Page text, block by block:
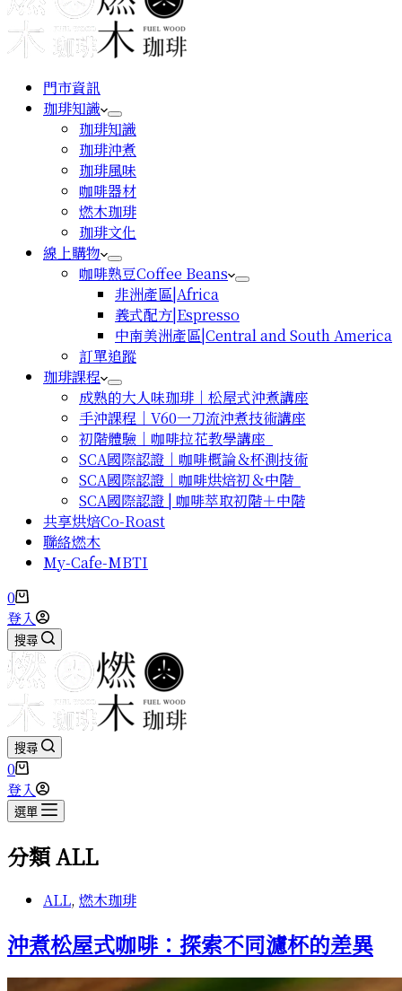
門市資訊
珈琲知識
珈琲知識
珈琲沖煮
珈琲風味
咖啡器材
燃木珈琲
珈琲文化
線上購物
咖啡熟豆Coffee Beans
非洲產區|Africa
義式配方|Espresso
中南美洲產區|Central and South America
訂單追蹤
珈琲課程
成熟的大人味珈琲｜松屋式沖煮講座
手沖課程｜V60一刀流沖煮技術講座
初階體驗｜咖啡拉花教學講座
SCA國際認證｜咖啡概論＆杯測技術
SCA國際認證｜咖啡烘焙初＆中階
SCA國際認證 | 咖啡萃取初階＋中階
共享烘焙Co-Roast
聯絡燃木
My-Cafe-MBTI
購
物
車
0
登入
搜尋
搜尋
購
物
車
0
登入
選單
分類ALL
ALL, 燃木珈琲
沖煮松屋式咖啡：探索不同濾杯的差異